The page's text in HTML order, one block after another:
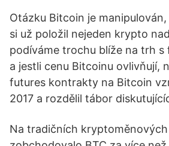
Otázku Bitcoin je
si už položil nejeden krypto
podíváme trochu blíže na trh
a jestli cenu Bitcoinu ovlivňují,
futures kontrakty na Bitcoin
2017 a rozdělil tábor
Na tradičních